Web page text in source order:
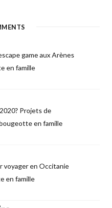
game aux Arènes
en famille
Projets de
en famille
voyager en Occitanie
en famille